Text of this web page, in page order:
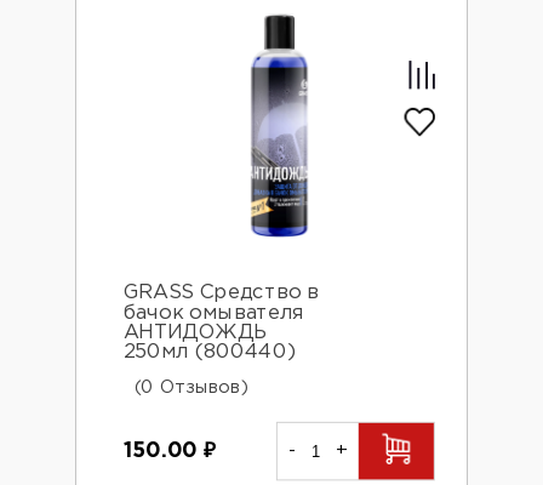
GRASS Средство в
бачок омывателя
АНТИДОЖДЬ
250мл (800440)
(0 Отзывов)
150.00 ₽ - +